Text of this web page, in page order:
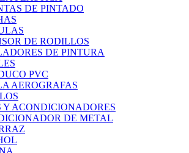
DE PINTADO
DE RODILLOS
DE PINTURA
PVC
AEROGRAFAS
Y ACONDICIONADORES
DE METAL